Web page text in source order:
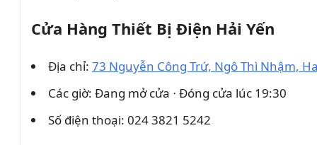
Cửa Hàng Thiết Bị Điện Hải Yến
Địa chỉ: 73 Nguyễn Công Trứ, Ngô Thì Nhậm,
Các giờ: Đang mở cửa ⋅ Đóng cửa lúc 19:30
Số điện thoại: 024 3821 5242